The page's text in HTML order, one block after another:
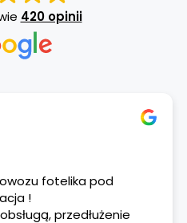
420 opinii
fotelika pod
!
przedłużenie